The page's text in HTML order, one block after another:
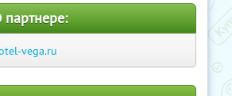
партнере:
vega.ru